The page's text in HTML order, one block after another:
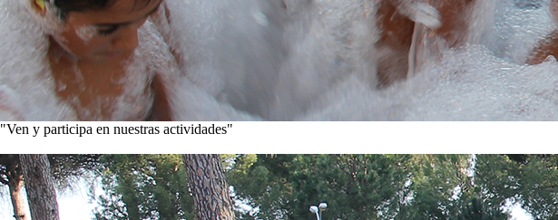
"Ven y participa en nuestras actividades"